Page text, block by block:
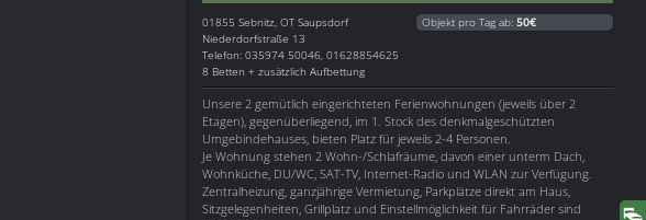
01855 Sebnitz, OT Saupsdorf
Niederdorfstraße 13
Telefon: 035974 50046, 01628854625
8 Betten + zusätzlich Aufbettung
Objekt pro Tag ab: 50€
Unsere 2 gemütlich eingerichteten Ferienwohnungen (jeweils über 2
Etagen), gegenüberliegend, im 1. Stock des denkmalgeschützten
Umgebindehauses, bieten Platz für jeweils 2-4 Personen.
Je Wohnung stehen 2 Wohn-/Schlafräume, davon einer unterm Dach,
Wohnküche, DU/WC, SAT-TV, Internet-Radio und WLAN zur Verfügung.
Zentralheizung, ganzjährige Vermietung, Parkplätze direkt am Haus,
Sitzgelegenheiten, Grillplatz und Einstellmöglichkeit für Fahrräder sind